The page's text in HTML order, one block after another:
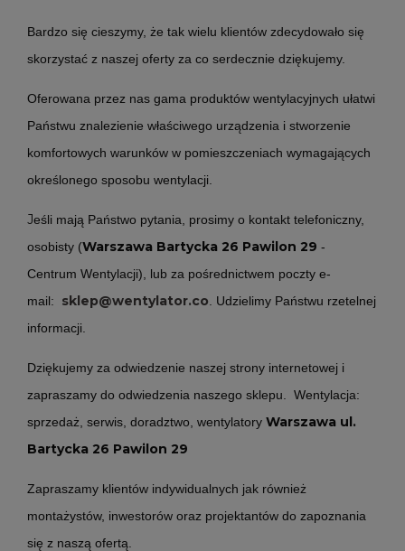
Bardzo się cieszymy, że tak wielu klientów zdecydowało się
skorzystać z naszej oferty za co serdecznie dziękujemy.
Oferowana przez nas gama produktów wentylacyjnych ułatwi
Państwu znalezienie właściwego urządzenia i stworzenie
komfortowych warunków w pomieszczeniach wymagających
określonego sposobu wentylacji.
Jeśli mają Państwo pytania, prosimy o kontakt telefoniczny,
osobisty (Warszawa Bartycka 26 Pawilon 29 -
Centrum Wentylacji), lub za pośrednictwem poczty e-
mail:
sklep@wentylator.co . Udzielimy Państwu rzetelnej
informacji.
Dziękujemy za odwiedzenie naszej strony internetowej i
zapraszamy do odwiedzenia naszego sklepu. Wentylacja:
sprzedaż, serwis, doradztwo, wentylatory Warszawa ul.
Bartycka 26 Pawilon 29
Zapraszamy klientów indywidualnych jak również
montażystów, inwestorów oraz projektantów do zapoznania
się z naszą ofertą.